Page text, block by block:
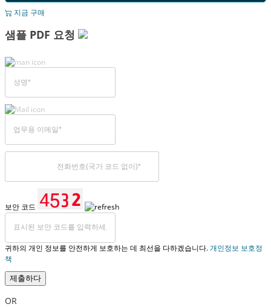
지금 구매
샘플 PDF 요청
보안 코드
귀하의 개인 정보를 안전하게 보호하는 데 최선을 다하겠습니다.개인정보 보호정
책
제출하다
OR